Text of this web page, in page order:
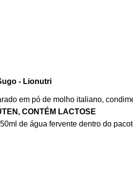
- Lionutri
em pó de molho italiano,
CONTÉM LACTOSE
de água fervente dentro do